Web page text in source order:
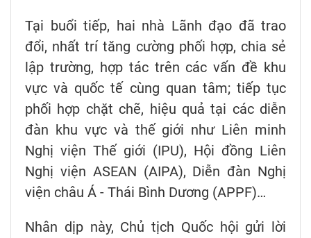
Tại buổi tiếp, hai nhà Lãnh đạo đã trao
đổi, nhất trí tăng cường phối hợp, chia sẻ
lập trường, hợp tác trên các vấn đề khu
vực và quốc tế cùng quan tâm; tiếp tục
phối hợp chặt chẽ, hiệu quả tại các diễn
đàn khu vực và thế giới như Liên minh
Nghị viện Thế giới (IPU), Hội đồng Liên
Nghị viện ASEAN (AIPA), Diễn đàn Nghị
viện châu Á - Thái Bình Dương (APPF)…
Nhân dịp này, Chủ tịch Quốc hội gửi lời